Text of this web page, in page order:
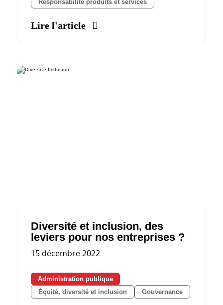
Responsabilité produits et services
Lire l'article
Diversité et inclusion, des
leviers pour nos entreprises ?
15 décembre 2022
Administration publique
Équité, diversité et inclusion
Gouvernance